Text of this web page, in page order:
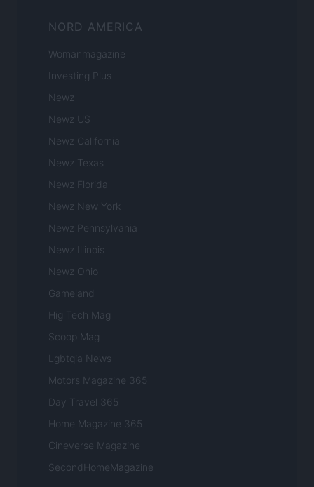
NORD AMERICA
Womanmagazine
Investing Plus
Newz
Newz US
Newz California
Newz Texas
Newz Florida
Newz New York
Newz Pennsylvania
Newz Illinois
Newz Ohio
Gameland
Hig Tech Mag
Scoop Mag
Lgbtqia News
Motors Magazine 365
Day Travel 365
Home Magazine 365
Cineverse Magazine
SecondHomeMagazine